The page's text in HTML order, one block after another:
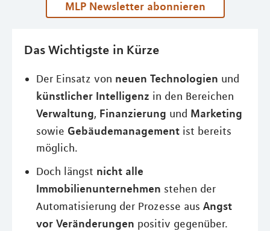
MLP Newsletter abonnieren
Das Wichtigste in Kürze
Der Einsatz von neuen Technologien und
künstlicher Intelligenz in den Bereichen
Verwaltung, Finanzierung und Marketing
sowie Gebäudemanagement ist bereits
möglich.
Doch längst nicht alle
Immobilienunternehmen stehen der
Automatisierung der Prozesse aus Angst
vor Veränderungen positiv gegenüber.